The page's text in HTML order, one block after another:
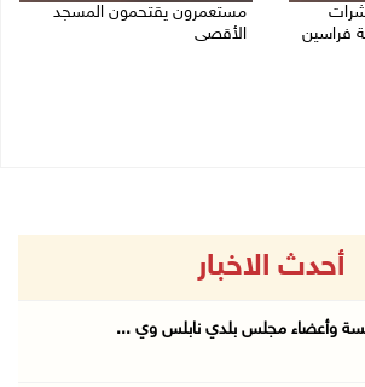
فراسين
مستعمرون يقتحمون المسجد
الأقصى
أحدث الاخبار
وأعضاء مجلس بلدي نابلس وي ...